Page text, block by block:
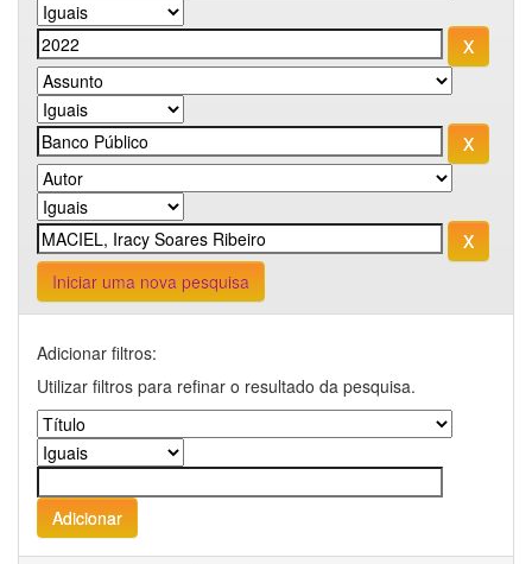
Iniciar uma nova pesquisa
Adicionar filtros:
Utilizar filtros para refinar o resultado da pesquisa.